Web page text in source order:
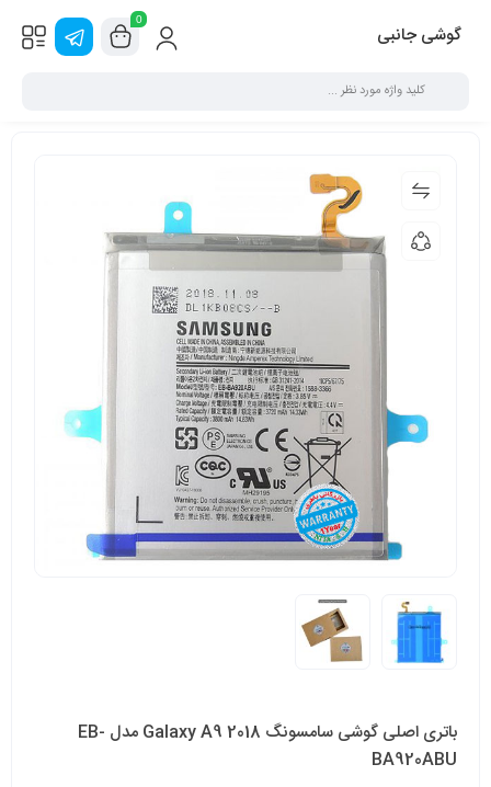
گوشی جانبی
0
باتری اصلی گوشی سامسونگ 2018 Galaxy A9 مدل EB-
BA920ABU